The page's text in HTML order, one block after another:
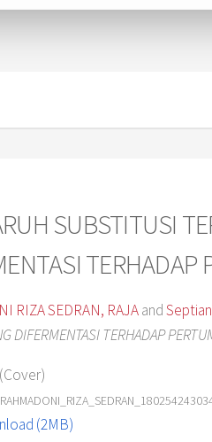
SUBSTITUSI
RIZA SEDRAN, RAJAand
DIFERMENTASI TERHADAP
(2MB)